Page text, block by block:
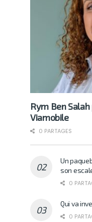
Rym Ben
Viamobile
0 PARTAGES
Un
son
0
Qui va
0